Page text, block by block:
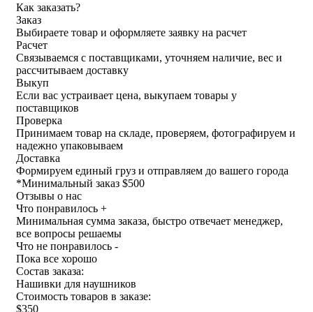
Как заказать?
Заказ
Выбираете товар и оформляете заявку на расчет
Расчет
Связываемся с поставщиками, уточняем наличие, вес и
рассчитываем доставку
Выкуп
Если вас устраивает цена, выкупаем товары у
поставщиков
Проверка
Принимаем товар на складе, проверяем, фотографируем и
надежно упаковываем
Доставка
Формируем единый груз и отправляем до вашего города
*Минимальный заказ $500
Отзывы о нас
Что понравилось +
Минимальная сумма заказа, быстро отвечает менеджер,
все вопросы решаемы
Что не понравилось -
Пока все хорошо
Состав заказа:
Нашивки для наушников
Стоимость товаров в заказе:
$350